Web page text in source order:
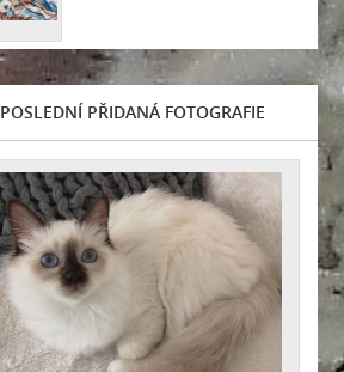
POSLEDNÍ PŘIDANÁ FOTOGRAFIE